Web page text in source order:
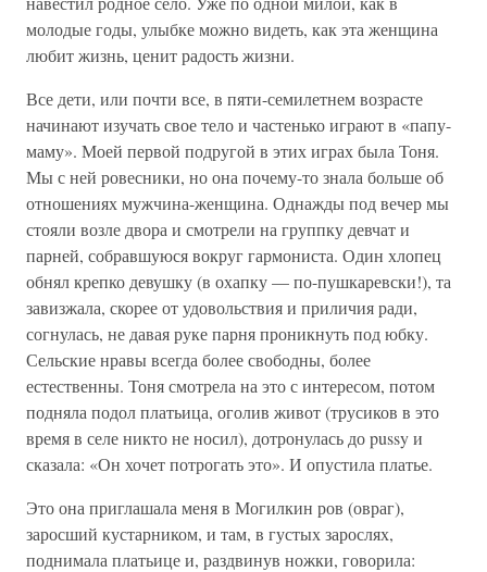
молодые годы, улыбке можно видеть, как эта женщина
любит жизнь, ценит радость жизни.
Все дети, или почти все, в пяти-семилетнем возрасте
начинают изучать свое тело и частенько играют в «папу-
маму». Моей первой подругой в этих играх была Тоня.
Мы с ней ровесники, но она почему-то знала больше об
отношениях мужчина-женщина. Однажды под вечер мы
стояли возле двора и смотрели на группку девчат и
парней, собравшуюся вокруг гармониста. Один хлопец
обнял крепко девушку (в охапку — по-пушкаревски!), та
завизжала, скорее от удовольствия и приличия ради,
согнулась, не давая руке парня проникнуть под юбку.
Сельские нравы всегда более свободны, более
естественны. Тоня смотрела на это с интересом, потом
подняла подол платьица, оголив живот (трусиков в это
время в селе никто не носил), дотронулась до pussy и
сказала: «Он хочет потрогать это». И опустила платье.
Это она приглашала меня в Могилкин ров (овраг),
заросший кустарником, и там, в густых зарослях,
поднимала платьице и, раздвинув ножки, говорила: